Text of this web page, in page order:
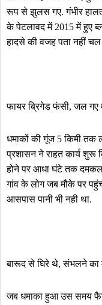
रूप से झुलस गए. गंभीर
के पेटलावद में 2015 में हुए
हादसे की वजह पता नहीं
फायर ब्रिगेड फंसी, जल गए
धमाकों की गूंज 5 किमी तक
प्रशासन ने राहत कार्य शुरू
होने पर आधा घंटे तक
गांव के लोग जब मौके पर
आसपास पानी भी नही था.
बारूद से घिरे थे, संभलने का
जब धमाका हुआ उस समय